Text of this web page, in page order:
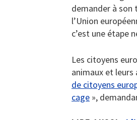
demander à son
l’Union
c’est une étape
Les citoyens
animaux et
de citoyens
cage »,